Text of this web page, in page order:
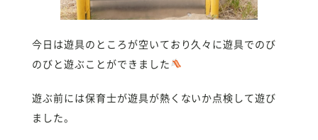
今日は遊具のところが空いており久々に遊具でのび
のびと遊ぶことができました
遊ぶ前には保育士が遊具が熱くないか点検して遊び
ました。